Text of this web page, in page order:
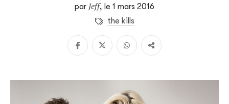
par Jeff, le 1 mars 2016
the kills